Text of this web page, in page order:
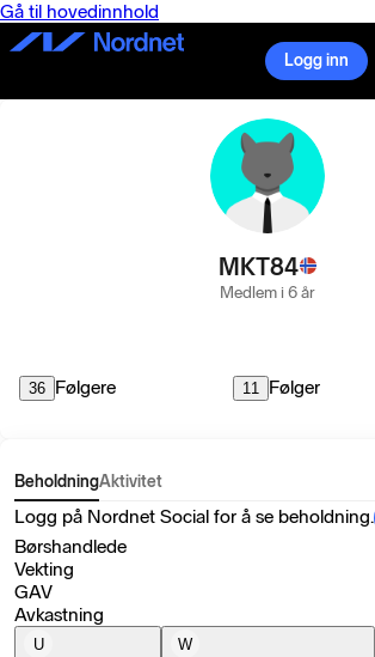
Gå til hovedinnhold
Logg inn
MKT84
Medlem i 6 år
36 Følgere 11 Følger
BeholdningAktivitet
Logg på Nordnet Social for å se beholdning.
Børshandlede
Vekting
GAV
Avkastning
U
W